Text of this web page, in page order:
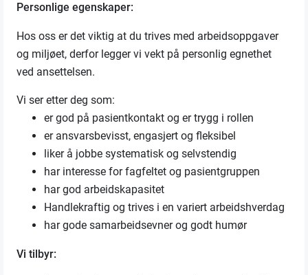
Personlige egenskaper:
Hos oss er det viktig at du trives med arbeidsoppgaver
og miljøet, derfor legger vi vekt på personlig egnethet
ved ansettelsen.
Vi ser etter deg som:
er god på pasientkontakt og er trygg i rollen
er ansvarsbevisst, engasjert og fleksibel
liker å jobbe systematisk og selvstendig
har interesse for fagfeltet og pasientgruppen
har god arbeidskapasitet
Handlekraftig og trives i en variert arbeidshverdag
har gode samarbeidsevner og godt humør
Vi tilbyr: